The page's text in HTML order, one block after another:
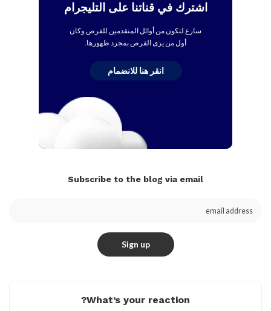
اشترك في قناتنا على التليجرام
سارع لتكون من أوائل المتقدمين للفرص وكان
أول من يرى الفرص بمجرد ظهورها.
انقر هنا للانضمام
Subscribe to the blog via email
What’s your reaction?